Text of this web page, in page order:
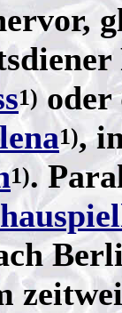
1)oder
1),
1).